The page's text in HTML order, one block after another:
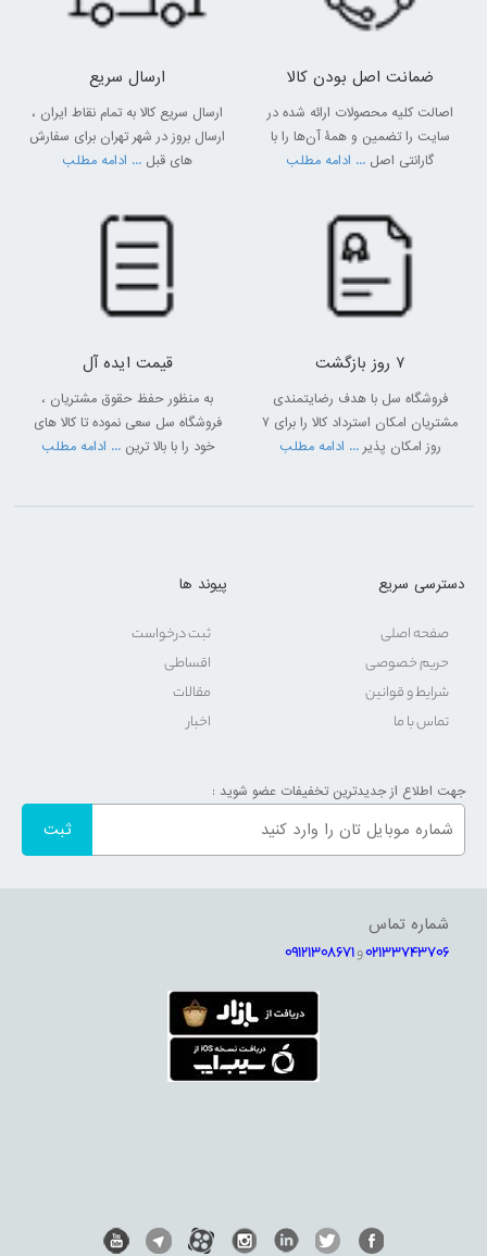
ضمانت اصل بودن کالا
اصالت کلیه محصولات ارائه شده در
سایت را تضمین و همۀ آن‌ها را با
گارانتی اصل ... ادامه مطلب
ارسال سریع
ارسال سریع کالا به تمام نقاط ایران ،
ارسال بروز در شهر تهران برای سفارش
های قبل ... ادامه مطلب
7 روز بازگشت
فروشگاه سل با هدف رضایتمندی
مشتریان امکان استرداد کالا را برای 7
روز امکان پذیر... ادامه مطلب
قیمت ایده آل
به منظور حفظ حقوق مشتریان ،
فروشگاه سل سعی نموده تا کالا های
خود را با بالا ترین ... ادامه مطلب
دسترسی سریع
صفحه اصلی
حریم خصوصی
شرایط و قوانین
تماس با ما
پیوند ها
ثبت درخواست
اقساطی
مقالات
اخبار
جهت اطلاع از جدیدترین تخفیفات عضو شوید :
شماره تماس
02133743706و09121308671